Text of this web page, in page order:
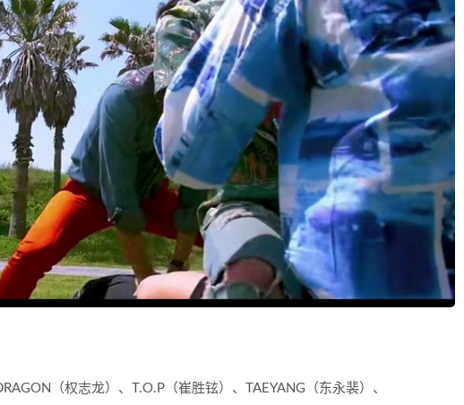
（权志龙）、T.O.P（崔胜铉）、TAEYANG（东永裴）、